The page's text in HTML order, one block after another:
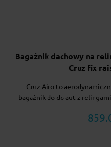
Bagażnik dachowy na
Cruz fix
Cruz Airo to
bagażnik do do aut z